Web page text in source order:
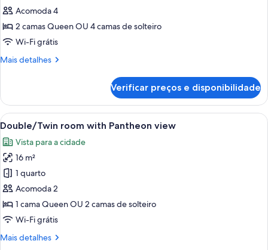
Quadruple
room
with
Pantheon
view
Acomoda 4
2 camas Queen OU 4 camas de solteiro
Wi-Fi grátis
Mais detalhes
Mais
room
with
Pantheon
Verificar preços e disponibilidade
Carrega
todas
as
fotos
de
Double/Twin
room
with
Pantheon
view
Edifício histórico com arquitetura
14
Double/Twin room with Pantheon view
Vista para a cidade
16 m²
1 quarto
Acomoda 2
1 cama Queen OU 2 camas de solteiro
Wi-Fi grátis
Mais detalhes
Mais